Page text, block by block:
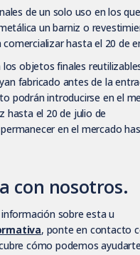
de un solo uso en los
un barniz o
comercializar hasta el 20 de
los objetos finales
fabricado antes de la
podrán introducirse en el
hasta el 20 de julio de
en el mercado
con nosotros.
sobre esta u
, ponte en contacto
cómo podemos